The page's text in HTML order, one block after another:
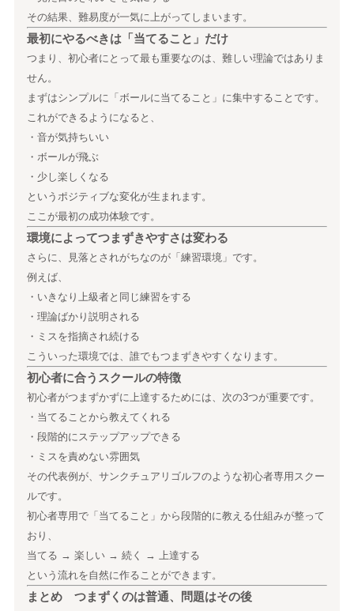
その結果、難易度が一気に上がってしまいます。
最初にやるべきは「当てること」だけ
つまり、初心者にとって最も重要なのは、難しい理論ではありま
せん。
まずはシンプルに「ボールに当てること」に集中することです。
これができるようになると、
・音が気持ちいい
・ボールが飛ぶ
・少し楽しくなる
というポジティブな変化が生まれます。
ここが最初の成功体験です。
環境によってつまずきやすさは変わる
さらに、見落とされがちなのが「練習環境」です。
例えば、
・いきなり上級者と同じ練習をする
・理論ばかり説明される
・ミスを指摘され続ける
こういった環境では、誰でもつまずきやすくなります。
初心者に合うスクールの特徴
初心者がつまずかずに上達するためには、次の3つが重要です。
・当てることから教えてくれる
・段階的にステップアップできる
・ミスを責めない雰囲気
その代表例が、サンクチュアリゴルフのような初心者専用スクー
ルです。
初心者専用で「当てること」から段階的に教える仕組みが整って
おり、
当てる → 楽しい → 続く → 上達する
という流れを自然に作ることができます。
まとめ つまずくのは普通、問題はその後